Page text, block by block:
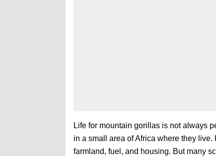
Life for mountain gorillas is not always
in a small area of Africa where they
farmland, fuel, and housing. But many